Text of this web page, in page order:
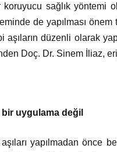
sağlık yöntemi
de yapılması
aşıların düzenli olarak
Doç. Dr. Sinem İliaz,
uygulama değil
yapılmadan önce